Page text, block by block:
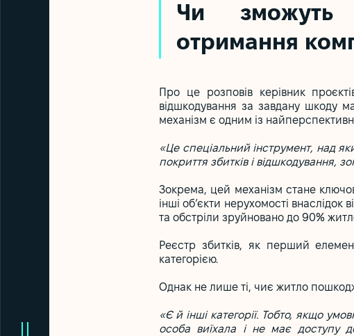
Чи зможуть
отримання
Про це розповів керівник
відшкодування за завдану шкоду
механізм є одним із
«Це спеціальний інструмент, над
покриття збитків і відшкодування,
Зокрема, цей механізм стане
інші об’єкти нерухомості
та обстріли зруйновано до 90%
Реєстр збитків, як перший
категорією.
Однак не лише ті, чиє житло
«Є й інші категорії. Тобто, якщо
особа виїхала і не має доступу